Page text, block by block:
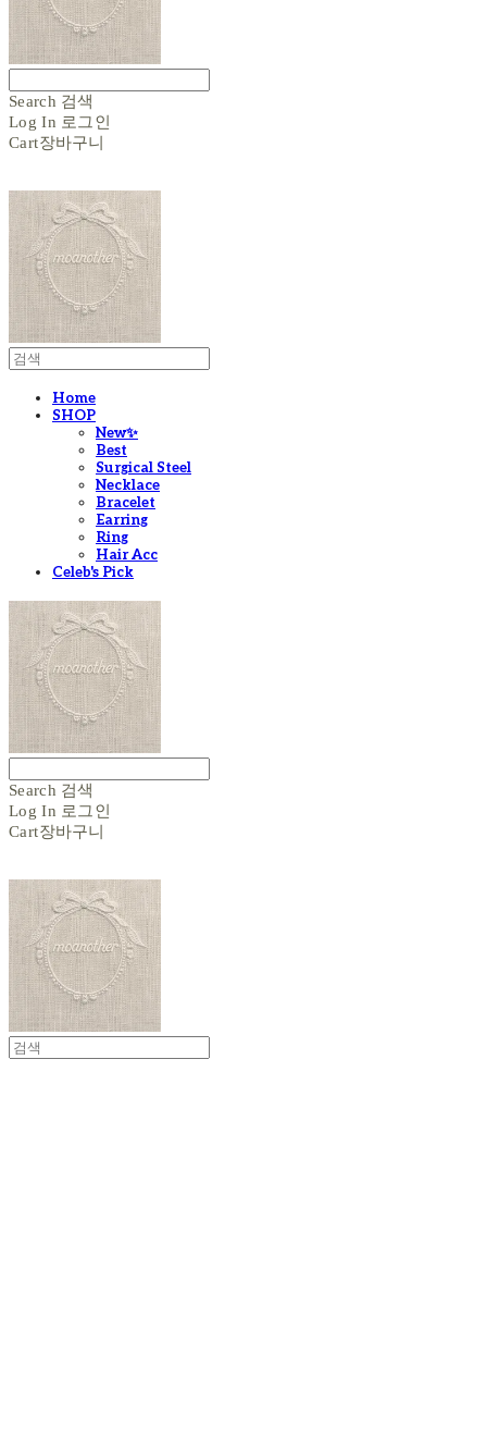
Search 검색
Log In 로그인
Cart장바구니
Home
SHOP
New✨
Best
Surgical Steel
Necklace
Bracelet
Earring
Ring
Hair Acc
Celeb's Pick
Search 검색
Log In 로그인
Cart장바구니